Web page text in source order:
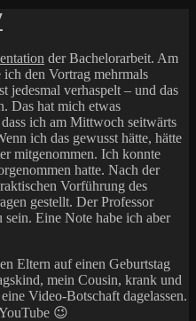
der Bachelorarbeit. Am
den Vortrag mehrmals
jedesmal verhaspelt – und das
Das hat mich etwas
ich am Mittwoch seitwärts
ich das gewusst hätte, hätte
mitgenommen. Ich konnte
hatte. Nach der
Vorführung des
gestellt. Der Professor
sein. Eine Note habe ich aber
Eltern auf einen Geburtstag
mein Cousin, krank und
Video-Botschaft dagelassen.
😉